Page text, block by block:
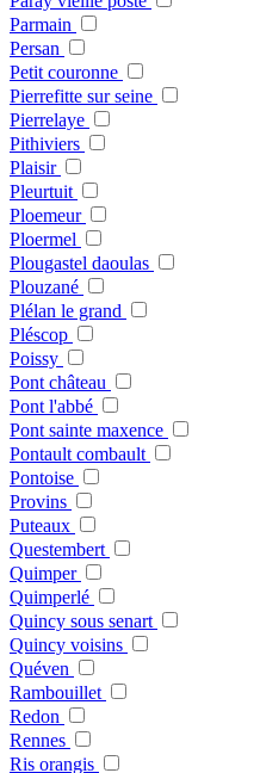
Parmain
Persan
Petit couronne
Pierrefitte sur seine
Pierrelaye
Pithiviers
Plaisir
Pleurtuit
Ploemeur
Ploermel
Plougastel daoulas
Plouzané
Plélan le grand
Pléscop
Poissy
Pont château
Pont l'abbé
Pont sainte maxence
Pontault combault
Pontoise
Provins
Puteaux
Questembert
Quimper
Quimperlé
Quincy sous senart
Quincy voisins
Quéven
Rambouillet
Redon
Rennes
Ris orangis